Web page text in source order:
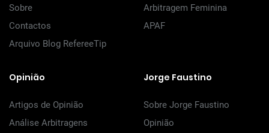
Sobre
Contactos
Arquivo Blog RefereeTip
Arbitragem Feminina
APAF
Opinião
Artigos de Opinião
Análise Arbitragens
Jorge Faustino
Sobre Jorge Faustino
Opinião